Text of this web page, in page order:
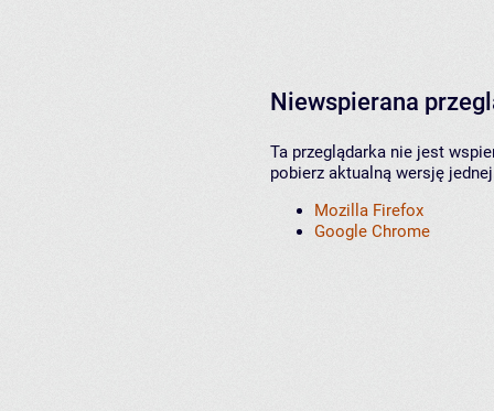
Niewspierana
Ta przeglądarka nie jest
pobierz aktualną wersję
Mozilla Firefox
Google Chrome